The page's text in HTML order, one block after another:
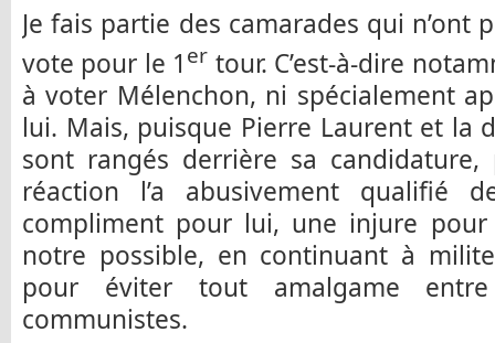
Je fais partie des camarades qui n’ont
vote pour le 1 er tour. C’est-à-dire
à voter Mélenchon, ni spécialement
lui. Mais, puisque Pierre Laurent et la
sont rangés derrière sa
réaction l’a abusivement qualifié
compliment pour lui, une injure
notre possible, en continuant à
pour éviter tout amalgame
communistes.